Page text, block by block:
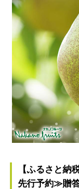
【ふるさと
先行予約≫贈